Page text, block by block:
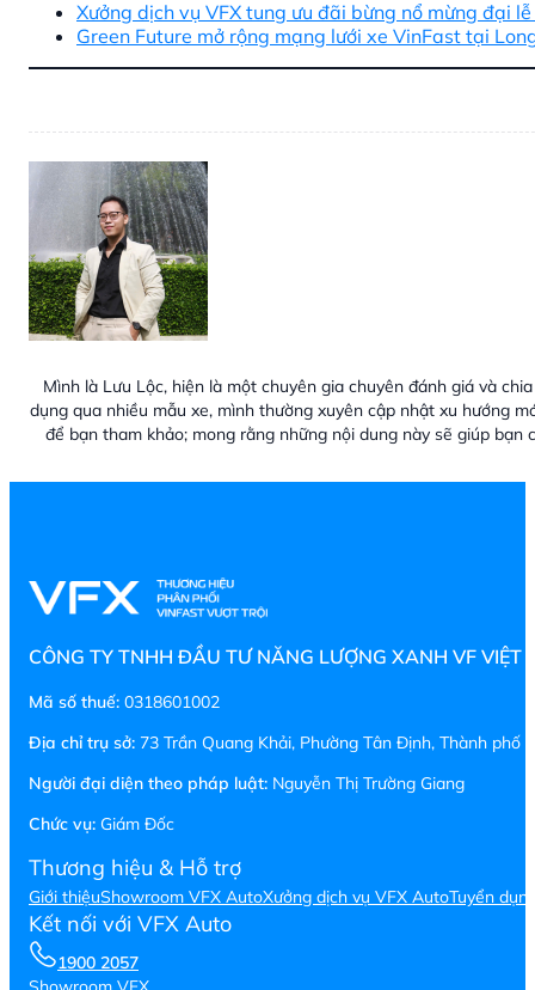
Xưởng dịch vụ VFX tung ưu đãi bừng nổ mừng đại
Green Future mở rộng mạng lưới xe VinFast tại
Mình là Lưu Lộc, hiện là một chuyên gia chuyên đánh giá và
dụng qua nhiều mẫu xe, mình thường xuyên cập nhật xu hướng
để bạn tham khảo; mong rằng những nội dung này sẽ giúp
CÔNG TY TNHH ĐẦU TƯ NĂNG LƯỢNG XANH VF VIỆT
Mã số thuế: 0318601002
Địa chỉ trụ sở: 73 Trần Quang Khải, Phường Tân Định, Thành phố
Người đại diện theo pháp luật: Nguyễn Thị Trường Giang
Chức vụ: Giám Đốc
Thương hiệu & Hỗ trợ
Giới thiệuShowroom VFX AutoXưởng dịch vụ VFX AutoTuyển
Kết nối với VFX Auto
1900 2057